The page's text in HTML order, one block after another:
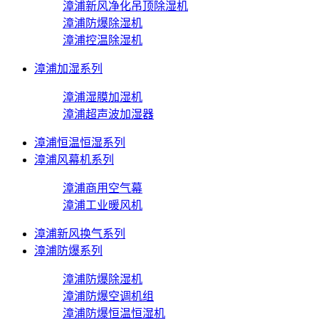
漳浦新风净化吊顶除湿机
漳浦防爆除湿机
漳浦控温除湿机
漳浦加湿系列
漳浦湿膜加湿机
漳浦超声波加湿器
漳浦恒温恒湿系列
漳浦风幕机系列
漳浦商用空气幕
漳浦工业暖风机
漳浦新风换气系列
漳浦防爆系列
漳浦防爆除湿机
漳浦防爆空调机组
漳浦防爆恒温恒湿机